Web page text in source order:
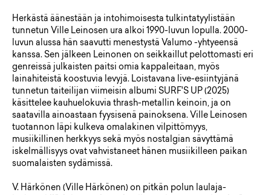
Herkästä äänestään ja intohimoisesta tulkintatyylistään
tunnetun Ville Leinosen ura alkoi 1990-luvun lopulla. 2000-
luvun alussa hän saavutti menestystä Valumo -yhtyeensä
kanssa. Sen jälkeen Leinonen on seikkaillut pelottomasti eri
genreissä julkaisten paitsi omia kappaleitaan, myös
lainahiteistä koostuvia levyjä. Loistavana live-esiintyjänä
tunnetun taiteilijan viimeisin albumi SURF'S UP (2025)
käsittelee kauhuelokuvia thrash-metallin keinoin, ja on
saatavilla ainoastaan fyysisenä painoksena. Ville Leinosen
tuotannon läpi kulkeva omalakinen vilpittömyys,
musiikillinen herkkyys sekä myös nostalgian sävyttämä
iskelmällisyys ovat vahvistaneet hänen musiikilleen paikan
suomalaisten sydämissä.
V. Härkönen (Ville Härkönen) on pitkän polun laulaja-